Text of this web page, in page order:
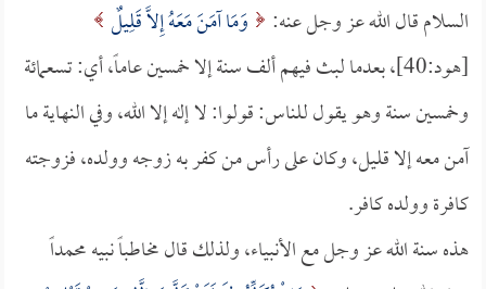
السلام قال الله عز وجل عنه:
وَمَا آمَنَ مَعَهُ إِلاَّ قَلِيلٌ
[هود:40]، بعدما لبث فيهم ألف سنة إلا خمسين عاماً، أي: تسعمائة
وخمسين سنة وهو يقول للناس: قولوا: لا إله إلا الله، وفي النهاية ما
آمن معه إلا قليل، وكان على رأس من كفر به زوجه وولده، فزوجته
كافرة وولده كافر.
هذه سنة الله عز وجل مع الأنبياء، ولذلك قال مخاطباً نبيه محمداً